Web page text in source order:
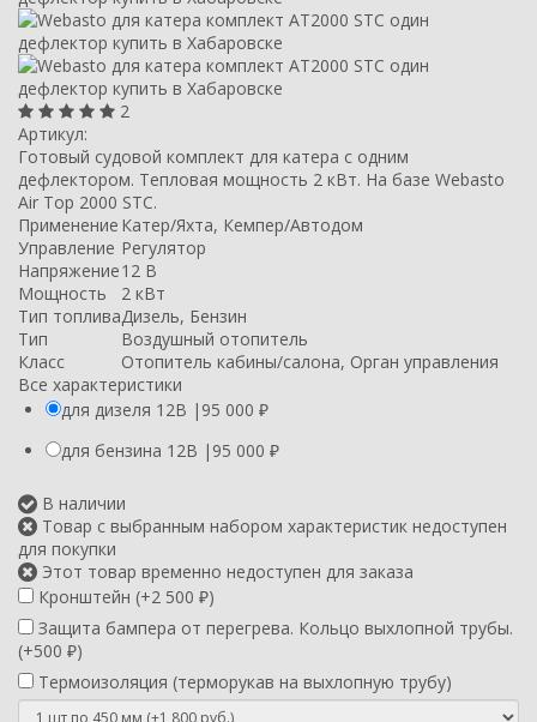
2
Артикул:
Готовый судовой комплект для катера с одним
дефлектором. Тепловая мощность 2 кВт. На базе Webasto
Air Top 2000 STC.
Применение Катер/Яхта, Кемпер/Автодом
Управление Регулятор
Напряжение12 В
Мощность
2 кВт
Тип топливаДизель, Бензин
Тип
Воздушный отопитель
Класс
Отопитель кабины/салона, Орган управления
Все характеристики
для дизеля 12В | 95 000 ₽
для бензина 12В | 95 000 ₽
В наличии
Товар с выбранным набором характеристик недоступен
для покупки
Этот товар временно недоступен для заказа
Кронштейн (+2 500 ₽)
Защита бампера от перегрева. Кольцо выхлопной трубы.
(+500 ₽)
Термоизоляция (терморукав на выхлопную трубу)